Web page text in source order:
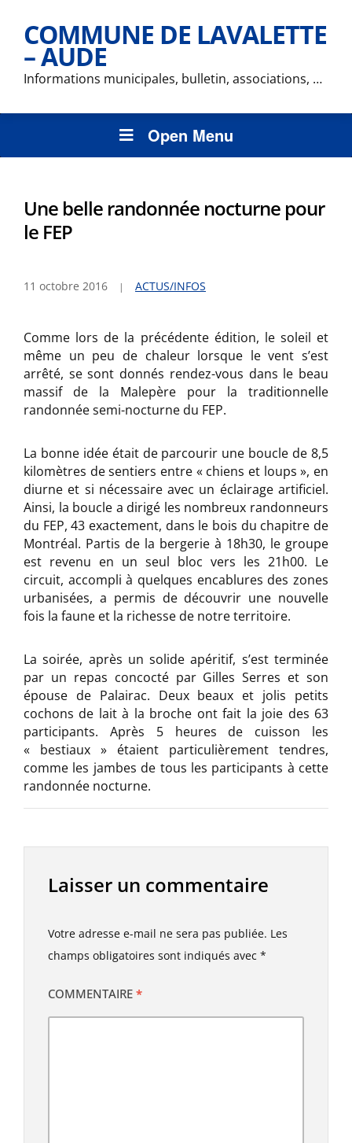
COMMUNE DE LAVALETTE
– AUDE
Informations municipales, bulletin, associations, …
Open Menu
Une belle randonnée nocturne pour
le FEP
11 octobre 2016 ACTUS/INFOS
Comme lors de la précédente édition, le soleil et
même un peu de chaleur lorsque le vent s’est
arrêté, se sont donnés rendez-vous dans le beau
massif de la Malepère pour la traditionnelle
randonnée semi-nocturne du FEP.
La bonne idée était de parcourir une boucle de 8,5
kilomètres de sentiers entre « chiens et loups », en
diurne et si nécessaire avec un éclairage artificiel.
Ainsi, la boucle a dirigé les nombreux randonneurs
du FEP, 43 exactement, dans le bois du chapitre de
Montréal. Partis de la bergerie à 18h30, le groupe
est revenu en un seul bloc vers les 21h00. Le
circuit, accompli à quelques encablures des zones
urbanisées, a permis de découvrir une nouvelle
fois la faune et la richesse de notre territoire.
La soirée, après un solide apéritif, s’est terminée
par un repas concocté par Gilles Serres et son
épouse de Palairac. Deux beaux et jolis petits
cochons de lait à la broche ont fait la joie des 63
participants. Après 5 heures de cuisson les
« bestiaux » étaient particulièrement tendres,
comme les jambes de tous les participants à cette
randonnée nocturne.
Laisser un commentaire
Votre adresse e-mail ne sera pas publiée. Les
champs obligatoires sont indiqués avec *
COMMENTAIRE *